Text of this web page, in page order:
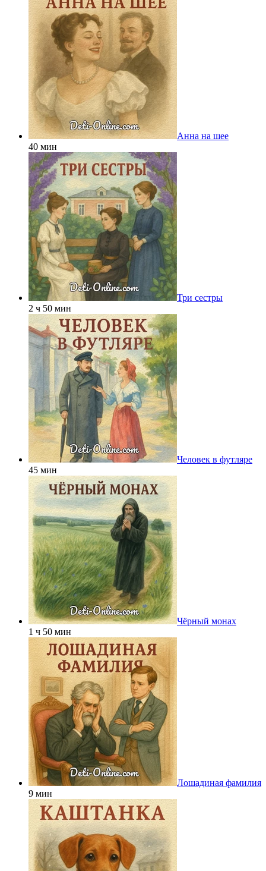
Анна на шее
40 мин
Три сестры
2 ч 50 мин
Человек в футляре
45 мин
Чёрный монах
1 ч 50 мин
Лошадиная фамилия
9 мин